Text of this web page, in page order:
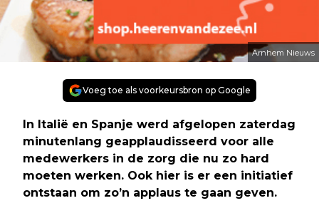
Arnhem Nieuws
Voeg toe als voorkeursbron op Google
In Italië en Spanje werd afgelopen zaterdag
minutenlang geapplaudisseerd voor alle
medewerkers in de zorg die nu zo hard
moeten werken. Ook hier is er een initiatief
ontstaan om zo’n applaus te gaan geven.